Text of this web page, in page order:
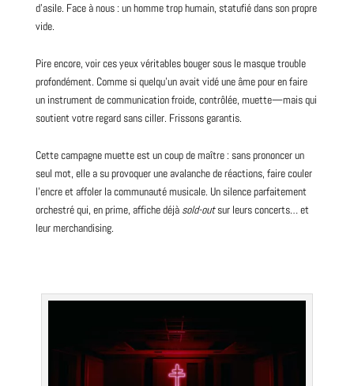
d’asile. Face à nous : un homme trop humain, statufié dans son propre
vide.
Pire encore, voir ces yeux véritables bouger sous le masque trouble
profondément. Comme si quelqu’un avait vidé une âme pour en faire
un instrument de communication froide, contrôlée, muette—mais qui
soutient votre regard sans ciller. Frissons garantis.
Cette campagne muette est un coup de maître : sans prononcer un
seul mot, elle a su provoquer une avalanche de réactions, faire couler
l’encre et affoler la communauté musicale. Un silence parfaitement
orchestré qui, en prime, affiche déjà sold-outsur leurs concerts… et
leur merchandising.